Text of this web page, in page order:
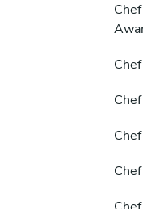
Chef
Chef
Chef
Chef
Chef